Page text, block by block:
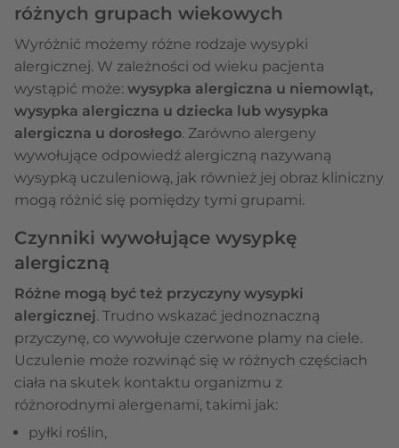
różnych grupach wiekowych
Wyróżnić możemy różne rodzaje wysypki
alergicznej. W zależności od wieku pacjenta
wystąpić może: wysypka alergiczna u niemowląt,
wysypka alergiczna u dziecka lub wysypka
alergiczna u dorosłego. Zarówno alergeny
wywołujące odpowiedź alergiczną nazywaną
wysypką uczuleniową, jak również jej obraz kliniczny
mogą różnić się pomiędzy tymi grupami.
Czynniki wywołujące wysypkę
alergiczną
Różne mogą być też przyczyny wysypki
alergicznej. Trudno wskazać jednoznaczną
przyczynę, co wywołuje czerwone plamy na ciele.
Uczulenie może rozwinąć się w różnych częściach
ciała na skutek kontaktu organizmu z
różnorodnymi alergenami, takimi jak:
pyłki roślin,